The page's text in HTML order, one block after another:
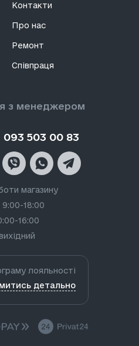
з менеджером
093 503 00 83
магазину
9:00-18:00
16:00
Контакти
Про нас
Ремонт
Співпраця
лояльності
детально